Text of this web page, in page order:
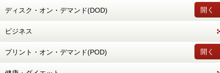
開く
ディスク・オン・デマンド(DOD)
ビジネス
開く
プリント・オン・デマンド(POD)